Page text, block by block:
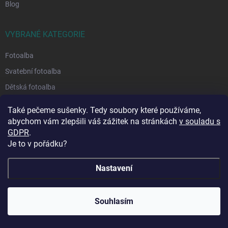
Také pečeme sušenky. Tedy soubory které používáme,
abychom vám zlepšili váš zážitek na stránkách v souladu s
GDPR.
Je to v pořádku?
Nastavení
Souhlasím
🔥 Vinylová alba ve slevě až -68 %! Dopřejte svým
Blog
VYBRANÉ KATEGORIE
Fotoalba
Svatební fotoalba
Dětská fotoalba
Rámečky na více fotek
Euroclipy
Tvořivost a dárky
ODEBÍRAT NEWSLETTER
Vložte svůj e-mail a my vám budeme zasílat informace o nových